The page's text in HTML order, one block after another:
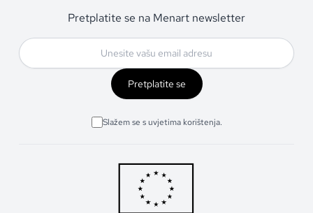
Pretplatite se na Menart newsletter
Pretplatite se
Slažem se s uvjetima korištenja.